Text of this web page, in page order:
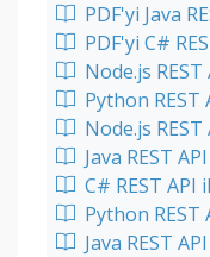
PDF'yi Java
PDF'yi C#
Node.js REST
Python
Node.js
Java REST
C# REST API
Python REST
Java REST